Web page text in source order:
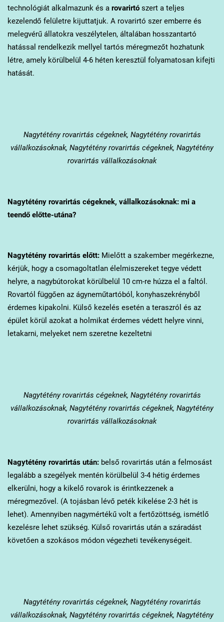
technológiát alkalmazunk és a rovarirtószert a teljes
kezelendő felületre kijuttatjuk. A rovarirtó szer emberre és
melegvérű állatokra veszélytelen, általában hosszantartó
hatással rendelkezik mellyel tartós méregmezőt hozhatunk
létre, amely körülbelül 4-6 héten keresztül folyamatosan kifejti
hatását.
Nagytétényrovarirtás cégeknek, Nagytétény rovarirtás
vállalkozásoknak, Nagytétény rovarirtás cégeknek, Nagytétény
rovarirtás vállalkozásoknak
Nagytétényrovarirtás cégeknek, vállalkozásoknak: mi a
teendő előtte-utána?
Nagytétényrovarirtás előtt:Mielőtt a szakember megérkezne,
kérjük, hogy a csomagoltatlan élelmiszereket tegye védett
helyre, a nagybútorokat körülbelül 10 cm-re húzza el a faltól.
Rovartól függően az ágyneműtartóból, konyhaszekrényből
érdemes kipakolni. Külső kezelés esetén a teraszról és az
épület körül azokat a holmikat érdemes védett helyre vinni,
letakarni, melyeket nem szeretne kezeltetni
Nagytétényrovarirtás cégeknek, Nagytétény rovarirtás
vállalkozásoknak, Nagytétény rovarirtás cégeknek, Nagytétény
rovarirtás vállalkozásoknak
Nagytétényrovarirtás után:belső rovarirtás után a felmosást
legalább a szegélyek mentén körülbelül 3-4 hétig érdemes
elkerülni, hogy a kikelő rovarok is érintkezzenek a
méregmezővel. (A tojásban lévő peték kikelése 2-3 hét is
lehet). Amennyiben nagymértékű volt a fertőzöttség, ismétlő
kezelésre lehet szükség. Külső rovarirtás után a száradást
követően a szokásos módon végezheti tevékenységeit.
Nagytétényrovarirtás cégeknek, Nagytétény rovarirtás
vállalkozásoknak, Nagytétény rovarirtás cégeknek, Nagytétény